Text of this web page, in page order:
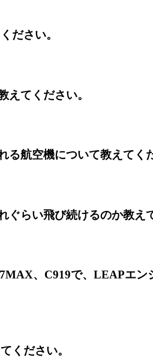
ださい。
えてください。
航空機について教えてく
ぐらい飛び続けるのか教え
、C919で、LEAPエン
ください。